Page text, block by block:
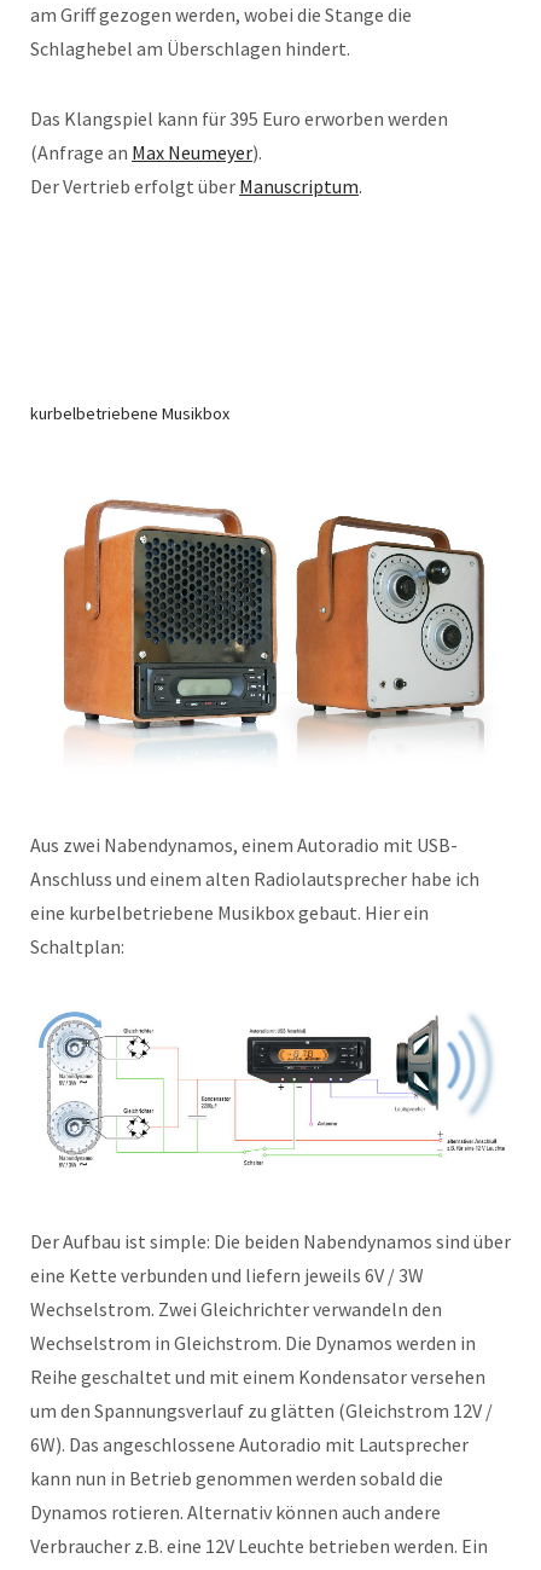
am Griff gezogen werden, wobei die Stange die
Schlaghebel am Überschlagen hindert.
Das Klangspiel kann für 395 Euro erworben werden
(Anfrage an Max Neumeyer).
Der Vertrieb erfolgt über Manuscriptum.
kurbelbetriebene Musikbox
Aus zwei Nabendynamos, einem Autoradio mit USB-
Anschluss und einem alten Radiolautsprecher habe ich
eine kurbelbetriebene Musikbox gebaut. Hier ein
Schaltplan:
Der Aufbau ist simple: Die beiden Nabendynamos sind über
eine Kette verbunden und liefern jeweils 6V / 3W
Wechselstrom. Zwei Gleichrichter verwandeln den
Wechselstrom in Gleichstrom. Die Dynamos werden in
Reihe geschaltet und mit einem Kondensator versehen
um den Spannungsverlauf zu glätten (Gleichstrom 12V /
6W). Das angeschlossene Autoradio mit Lautsprecher
kann nun in Betrieb genommen werden sobald die
Dynamos rotieren. Alternativ können auch andere
Verbraucher z.B. eine 12V Leuchte betrieben werden. Ein